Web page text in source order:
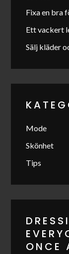
Fixa en bra
Ett vackert
Sälj kläder
Mode
Skönhet
Tips
ONCE